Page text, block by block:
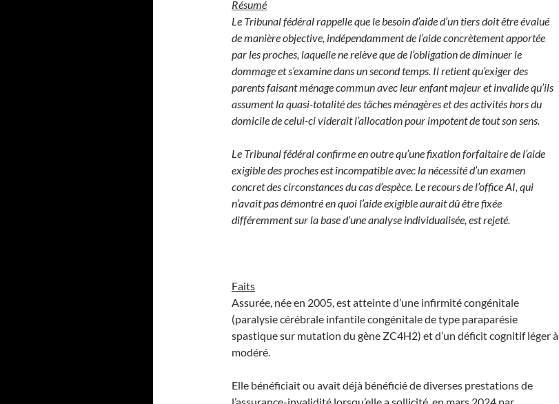
Résumé
Le Tribunal fédéral rappelle que le besoin d’aide d’un tiers doit être évalué
de manière objective, indépendamment de l’aide concrètement apportée
par les proches, laquelle ne relève que de l’obligation de diminuer le
dommage et s’examine dans un second temps. Il retient qu’exiger des
parents faisant ménage commun avec leur enfant majeur et invalide qu’ils
assument la quasi-totalité des tâches ménagères et des activités hors du
domicile de celui-ci viderait l’allocation pour impotent de tout son sens.
Le Tribunal fédéral confirme en outre qu’une fixation forfaitaire de l’aide
exigible des proches est incompatible avec la nécessité d’un examen
concret des circonstances du cas d’espèce. Le recours de l’office AI, qui
n’avait pas démontré en quoi l’aide exigible aurait dû être fixée
différemment sur la base d’une analyse individualisée, est rejeté.
Faits
Assurée, née en 2005, est atteinte d’une infirmité congénitale
(paralysie cérébrale infantile congénitale de type paraparésie
spastique sur mutation du gène ZC4H2) et d’un déficit cognitif léger à
modéré.
Elle bénéficiait ou avait déjà bénéficié de diverses prestations de
l’assurance-invalidité lorsqu’elle a sollicité, en mars 2024 par